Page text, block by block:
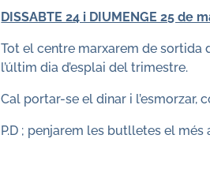
DISSABTE 24 i DIUMENGE 25 de
Tot el centre marxarem de sortida
l’últim dia d’esplai del trimestre.
Cal portar-se el dinar i l’esmorzar,
P.D ; penjarem les butlletes el